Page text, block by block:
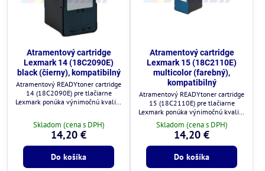
Atramentový cartridge
Lexmark 14 (18C2090E)
black (čierny), kompatibilný
Atramentový READYtoner cartridge
14 (18C2090E) pre tlačiarne
Lexmark ponúka výnimočnú kvalitu
Skladom (cena s DPH)
14,20 €
Do košíka
Atramentový cartridge
Lexmark 15 (18C2110E)
multicolor (farebný),
kompatibilný
Atramentový READYtoner cartridge
15 (18C2110E) pre tlačiarne
Lexmark ponúka výnimočnú kvalitu
za zlomok ceny.
Skladom (cena s DPH)
14,20 €
Do košíka